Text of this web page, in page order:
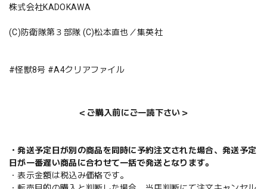
株式会社KADOKAWA
(C)防衛隊第３部隊 (C)松本直也／集英社
#怪獣8号 #A4クリアファイル
＜ご購入前にご一読下さい＞
・発送予定日が別の商品を同時に予約注文された場合、発送予定
日が一番遅い商品に合わせて一括で発送となります。
・表示金額は税込み価格です。